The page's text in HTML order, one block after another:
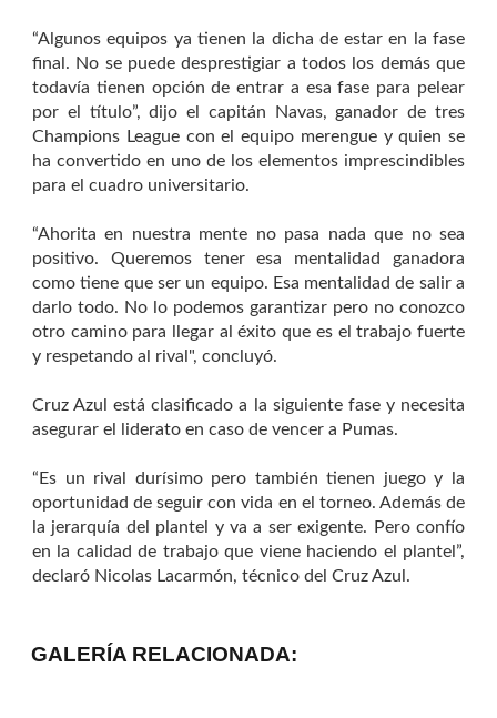
“Algunos equipos ya tienen la dicha de estar en la fase
final. No se puede desprestigiar a todos los demás que
todavía tienen opción de entrar a esa fase para pelear
por el título”, dijo el capitán Navas, ganador de tres
Champions League con el equipo merengue y quien se
ha convertido en uno de los elementos imprescindibles
para el cuadro universitario.
“Ahorita en nuestra mente no pasa nada que no sea
positivo. Queremos tener esa mentalidad ganadora
como tiene que ser un equipo. Esa mentalidad de salir a
darlo todo. No lo podemos garantizar pero no conozco
otro camino para llegar al éxito que es el trabajo fuerte
y respetando al rival", concluyó.
Cruz Azul está clasificado a la siguiente fase y necesita
asegurar el liderato en caso de vencer a Pumas.
“Es un rival durísimo pero también tienen juego y la
oportunidad de seguir con vida en el torneo. Además de
la jerarquía del plantel y va a ser exigente. Pero confío
en la calidad de trabajo que viene haciendo el plantel”,
declaró Nicolas Lacarmón, técnico del Cruz Azul.
GALERÍA RELACIONADA: